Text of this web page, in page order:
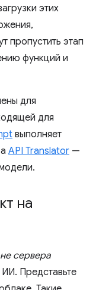
этих
пропустить этап
функций и
для
для
выполняет
API Translator —
на
сервера
Представьте